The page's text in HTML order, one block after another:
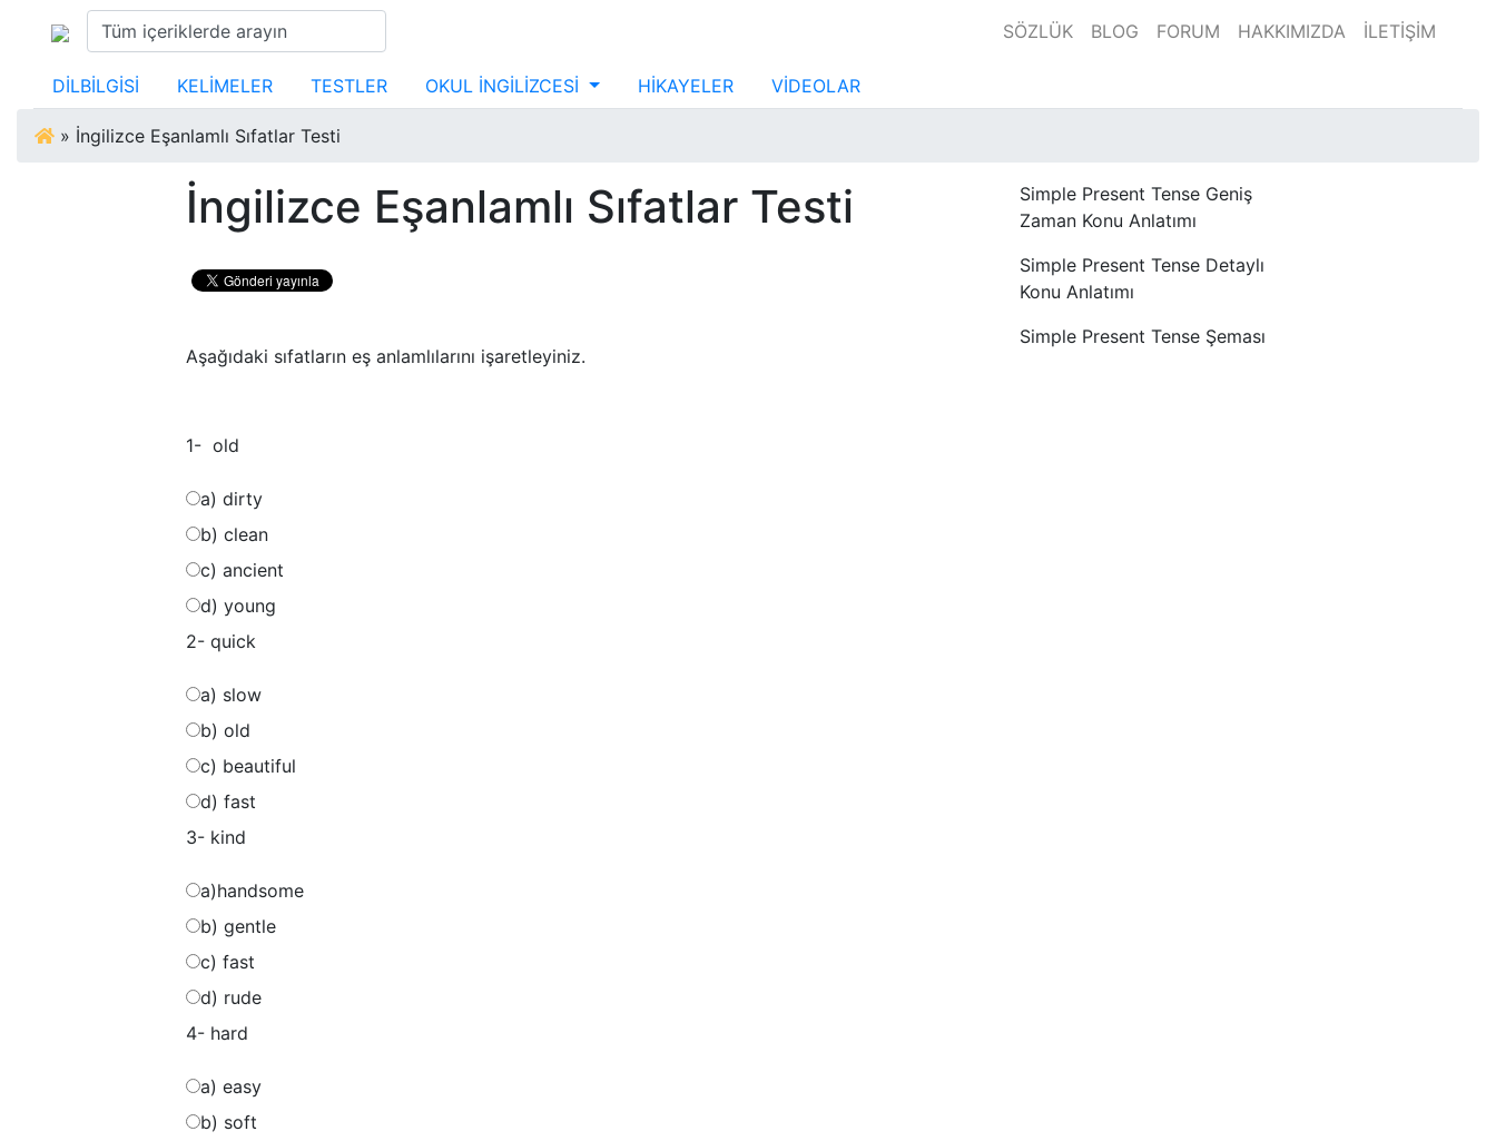
SÖZLÜK BLOG FORUM HAKKIMIZDA İLETİŞİM
DİLBİLGİSİ KELİMELER TESTLER OKUL İNGİLİZCESİ HİKAYELER VİDEOLAR
» İngilizce Eşanlamlı Sıfatlar Testi
İngilizce Eşanlamlı Sıfatlar Testi
Aşağıdaki sıfatların eş anlamlılarını işaretleyiniz.
1- old
a) dirty
b) clean
c) ancient
d) young
2- quick
a) slow
b) old
c) beautiful
d) fast
3- kind
a)handsome
b) gentle
c) fast
d) rude
4- hard
a) easy
b) soft
Simple Present Tense Geniş
Zaman Konu Anlatımı
Simple Present Tense Detaylı
Konu Anlatımı
Simple Present Tense Şeması